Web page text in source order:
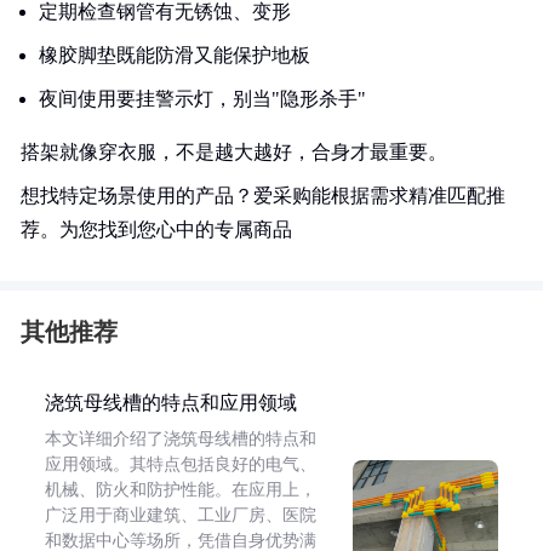
定期检查钢管有无锈蚀、变形
橡胶脚垫既能防滑又能保护地板
夜间使用要挂警示灯，别当"隐形杀手"
搭架就像穿衣服，不是越大越好，合身才最重要。
想找特定场景使用的产品？爱采购能根据需求精准匹配推
荐。为您找到您心中的专属商品
其他推荐
浇筑母线槽的特点和应用领域
本文详细介绍了浇筑母线槽的特点和
应用领域。其特点包括良好的电气、
机械、防火和防护性能。在应用上，
广泛用于商业建筑、工业厂房、医院
和数据中心等场所，凭借自身优势满